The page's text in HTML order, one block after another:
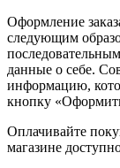
Оформление
следующим
данные о себе.
информацию,
кнопку
Оплачивайте
магазине